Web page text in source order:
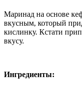
Маринад на основе
вкусным, который
кислинку. Кстати
вкусу.
Ингредиенты: